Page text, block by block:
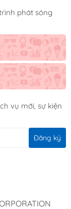
phát sóng
vụ mới, sự kiện
Đăng ký